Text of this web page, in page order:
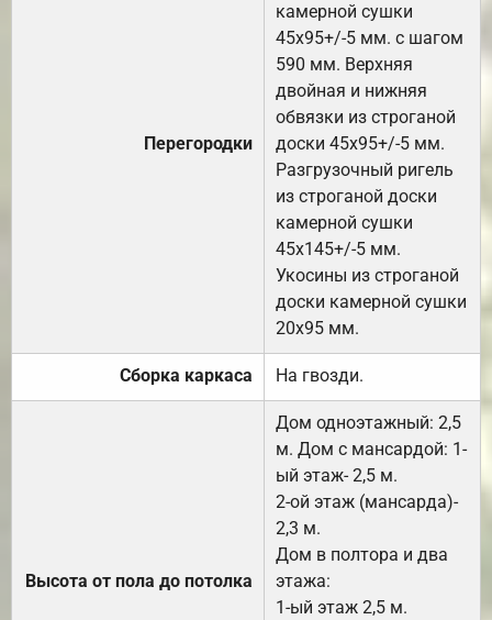
Перегородки
камерной сушки
45х95+/-5 мм. с шагом
590 мм. Верхняя
двойная и нижняя
обвязки из строганой
доски 45х95+/-5 мм.
Разгрузочный ригель
из строганой доски
камерной сушки
45х145+/-5 мм.
Укосины из строганой
доски камерной сушки
20х95 мм.
Сборка каркаса На гвозди.
Высота от пола до потолка
Дом одноэтажный: 2,5
м. Дом с мансардой: 1-
ый этаж- 2,5 м.
2-ой этаж (мансарда)-
2,3 м.
Дом в полтора и два
этажа:
1-ый этаж 2,5 м.